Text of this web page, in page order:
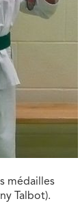
médailles
Talbot).